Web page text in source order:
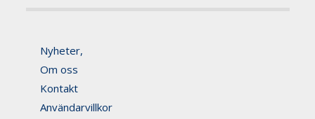
Nyheter,
Om oss
Kontakt
Användarvillkor